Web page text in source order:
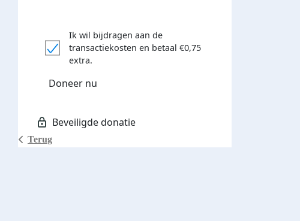
Donateurs bedankt
Terug
Ik wil bijdragen aan de
transactiekosten en betaal €0,75
extra.
Doneer nu